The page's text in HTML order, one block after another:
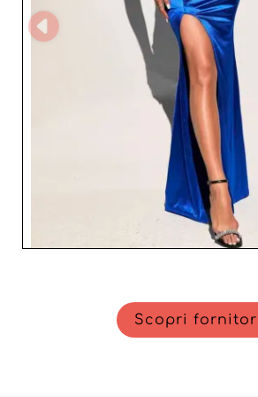
Munich Dress GBR significa investire
collaborazione vincente che darà
e consoliderà una duratura
prodotti che uniscono qualità,
questa azienda di Monaco di Baviera ti
trasformare il tuo inventario in un
imprescindibile. Unisciti oggi stesso a
e approfitta dei numerosi vantaggi di
Scopri